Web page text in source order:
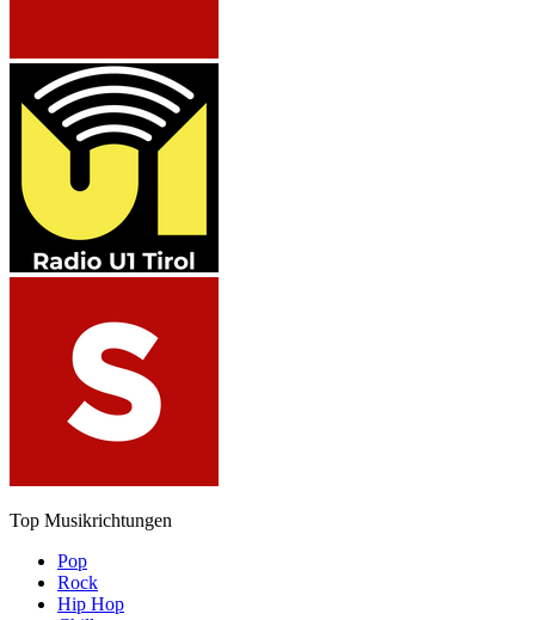
Top Musikrichtungen
Pop
Rock
Hip Hop